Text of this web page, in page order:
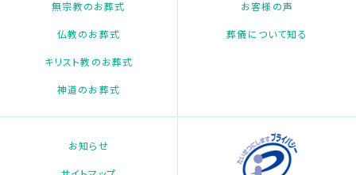
無宗教のお葬式
仏教のお葬式
キリスト教のお葬式
神道のお葬式
お客様の声
葬儀について知る
お知らせ